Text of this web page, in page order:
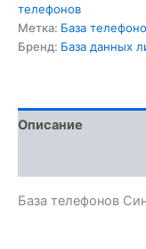
телефонов
Метка: База
Бренд: База данных
Описание
База телефонов